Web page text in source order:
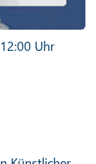
Uhr